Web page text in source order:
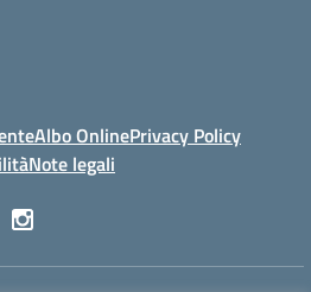
Albo OnlinePrivacy Policy
Note legali